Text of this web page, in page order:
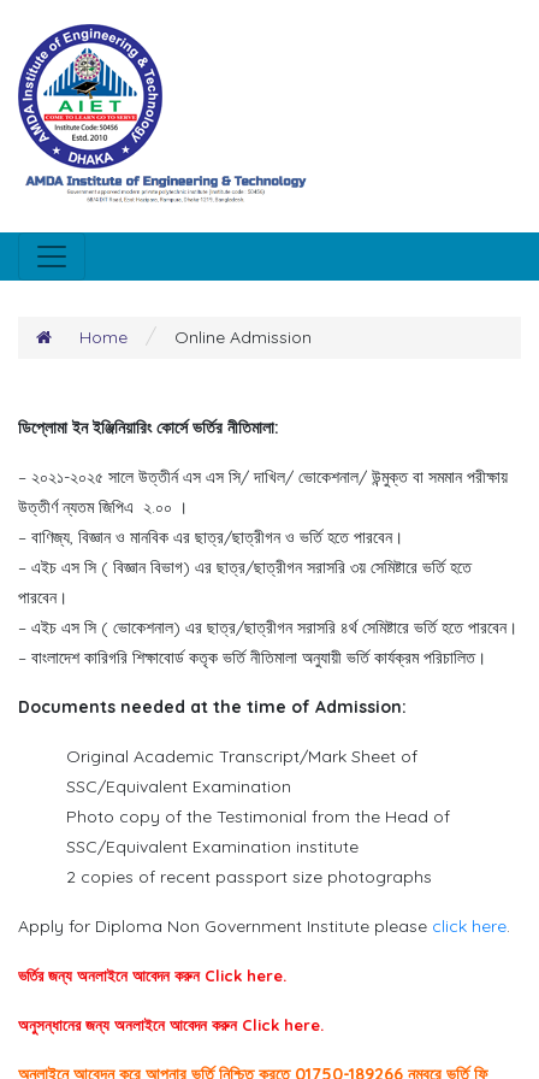
Home / Online Admission
ডিপ্লোমা ইন ইঞ্জিনিয়ারিং কোর্সে ভর্তির নীতিমালা:
– ২০২১-২০২৫ সালে উত্তীর্ন এস এস সি/ দাখিল/ ভোকেশনাল/ উন্মুক্ত বা সমমান পরীক্ষায়
উত্তীর্ণ ন্যতম জিপিএ ২.০০ ।
– বাণিজ্য, বিজ্ঞান ও মানবিক এর ছাত্র/ছাত্রীগন ও ভর্তি হতে পারবেন।
– এইচ এস সি ( বিজ্ঞান বিভাগ) এর ছাত্র/ছাত্রীগন সরাসরি ৩য় সেমিষ্টারে ভর্তি হতে
পারবেন।
– এইচ এস সি ( ভোকেশনাল) এর ছাত্র/ছাত্রীগন সরাসরি ৪র্থ সেমিষ্টারে ভর্তি হতে পারবেন।
– বাংলাদেশ কারিগরি শিক্ষাবোর্ড কতৃক ভর্তি নীতিমালা অনুযায়ী ভর্তি কার্যক্রম পরিচালিত।
Documents needed at the time of Admission:
Original Academic Transcript/Mark Sheet of
SSC/Equivalent Examination
Photo copy of the Testimonial from the Head of
SSC/Equivalent Examination institute
2 copies of recent passport size photographs
Apply for Diploma Non Government Institute please click here.
ভর্তির জন্য অনলাইনে আবেদন করুন Click here.
অনুসন্ধানের জন্য অনলাইনে আবেদন করুন Click here.
অনলাইনে আবেদন করে আপনার ভর্তি নিশ্চিত করতে 01750-189266 নম্বরে ভর্তি ফি